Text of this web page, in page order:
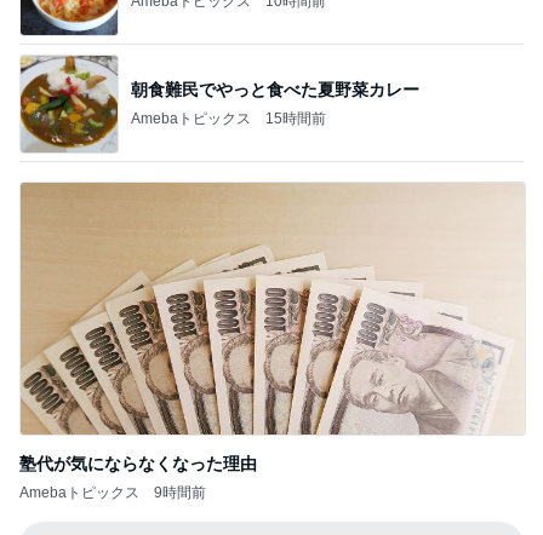
朝食難民でやっと食べた夏野菜カレー
Amebaトピックス 15時間前
塾代が気にならなくなった理由
Amebaトピックス 9時間前